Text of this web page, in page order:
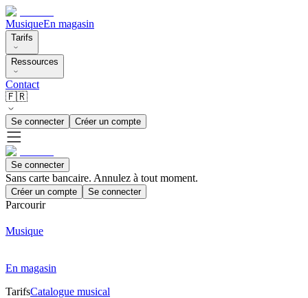
MusiqueEn magasin
Tarifs
Ressources
Contact
🇫🇷
Se connecter Créer un compte
Se connecter
Sans carte bancaire. Annulez à tout moment.
Créer un compte Se connecter
Parcourir
Musique
En magasin
TarifsCatalogue musical